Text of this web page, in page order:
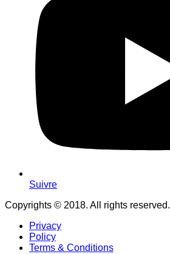
Suivre
Copyrights © 2018. All rights reserved.
Privacy
Policy
Terms & Conditions